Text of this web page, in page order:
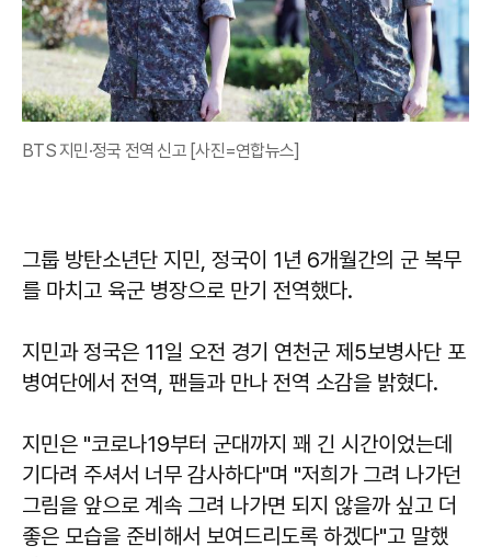
BTS 지민·정국 전역 신고 [사진=연합뉴스]
그룹 방탄소년단 지민, 정국이 1년 6개월간의 군 복무
를 마치고 육군 병장으로 만기 전역했다.
지민과 정국은 11일 오전 경기 연천군 제5보병사단 포
병여단에서 전역, 팬들과 만나 전역 소감을 밝혔다.
지민은 "코로나19부터 군대까지 꽤 긴 시간이었는데
기다려 주셔서 너무 감사하다"며 "저희가 그려 나가던
그림을 앞으로 계속 그려 나가면 되지 않을까 싶고 더
좋은 모습을 준비해서 보여드리도록 하겠다"고 말했